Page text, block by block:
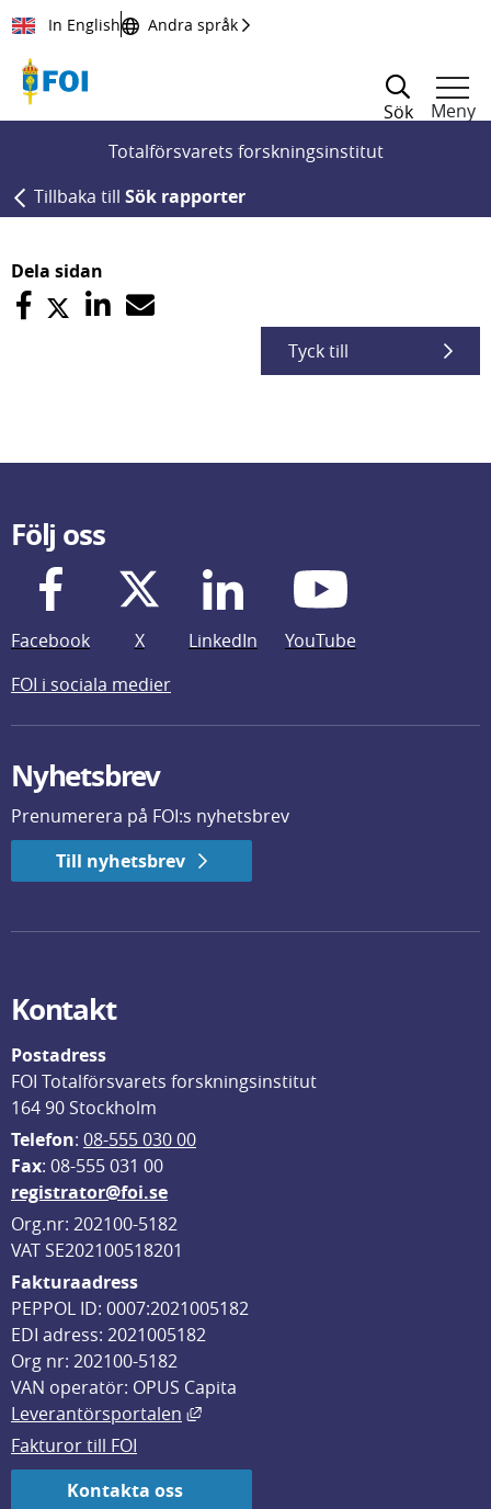
Till innehållet
In English Andra språk
Sök
Meny
Totalförsvarets forskningsinstitut
Tillbaka till Sök rapporter
Dela sidan
Tyck till
Följ oss
Facebook X LinkedIn
YouTube
FOI i sociala medier
Nyhetsbrev
Prenumerera på FOI:s nyhetsbrev
Till nyhetsbrev
Kontakt
Postadress
FOI Totalförsvarets forskningsinstitut
164 90 Stockholm
Telefon: 08-555 030 00
Fax: 08-555 031 00
registrator@foi.se
Org.nr: 202100-5182
VAT SE202100518201
Fakturaadress
PEPPOL ID: 0007:2021005182
EDI adress: 2021005182
Org nr: 202100-5182
VAN operatör: OPUS Capita
Leverantörsportalen
Länk till annan webbplats, öppnas
Fakturor till FOI
Kontakta oss